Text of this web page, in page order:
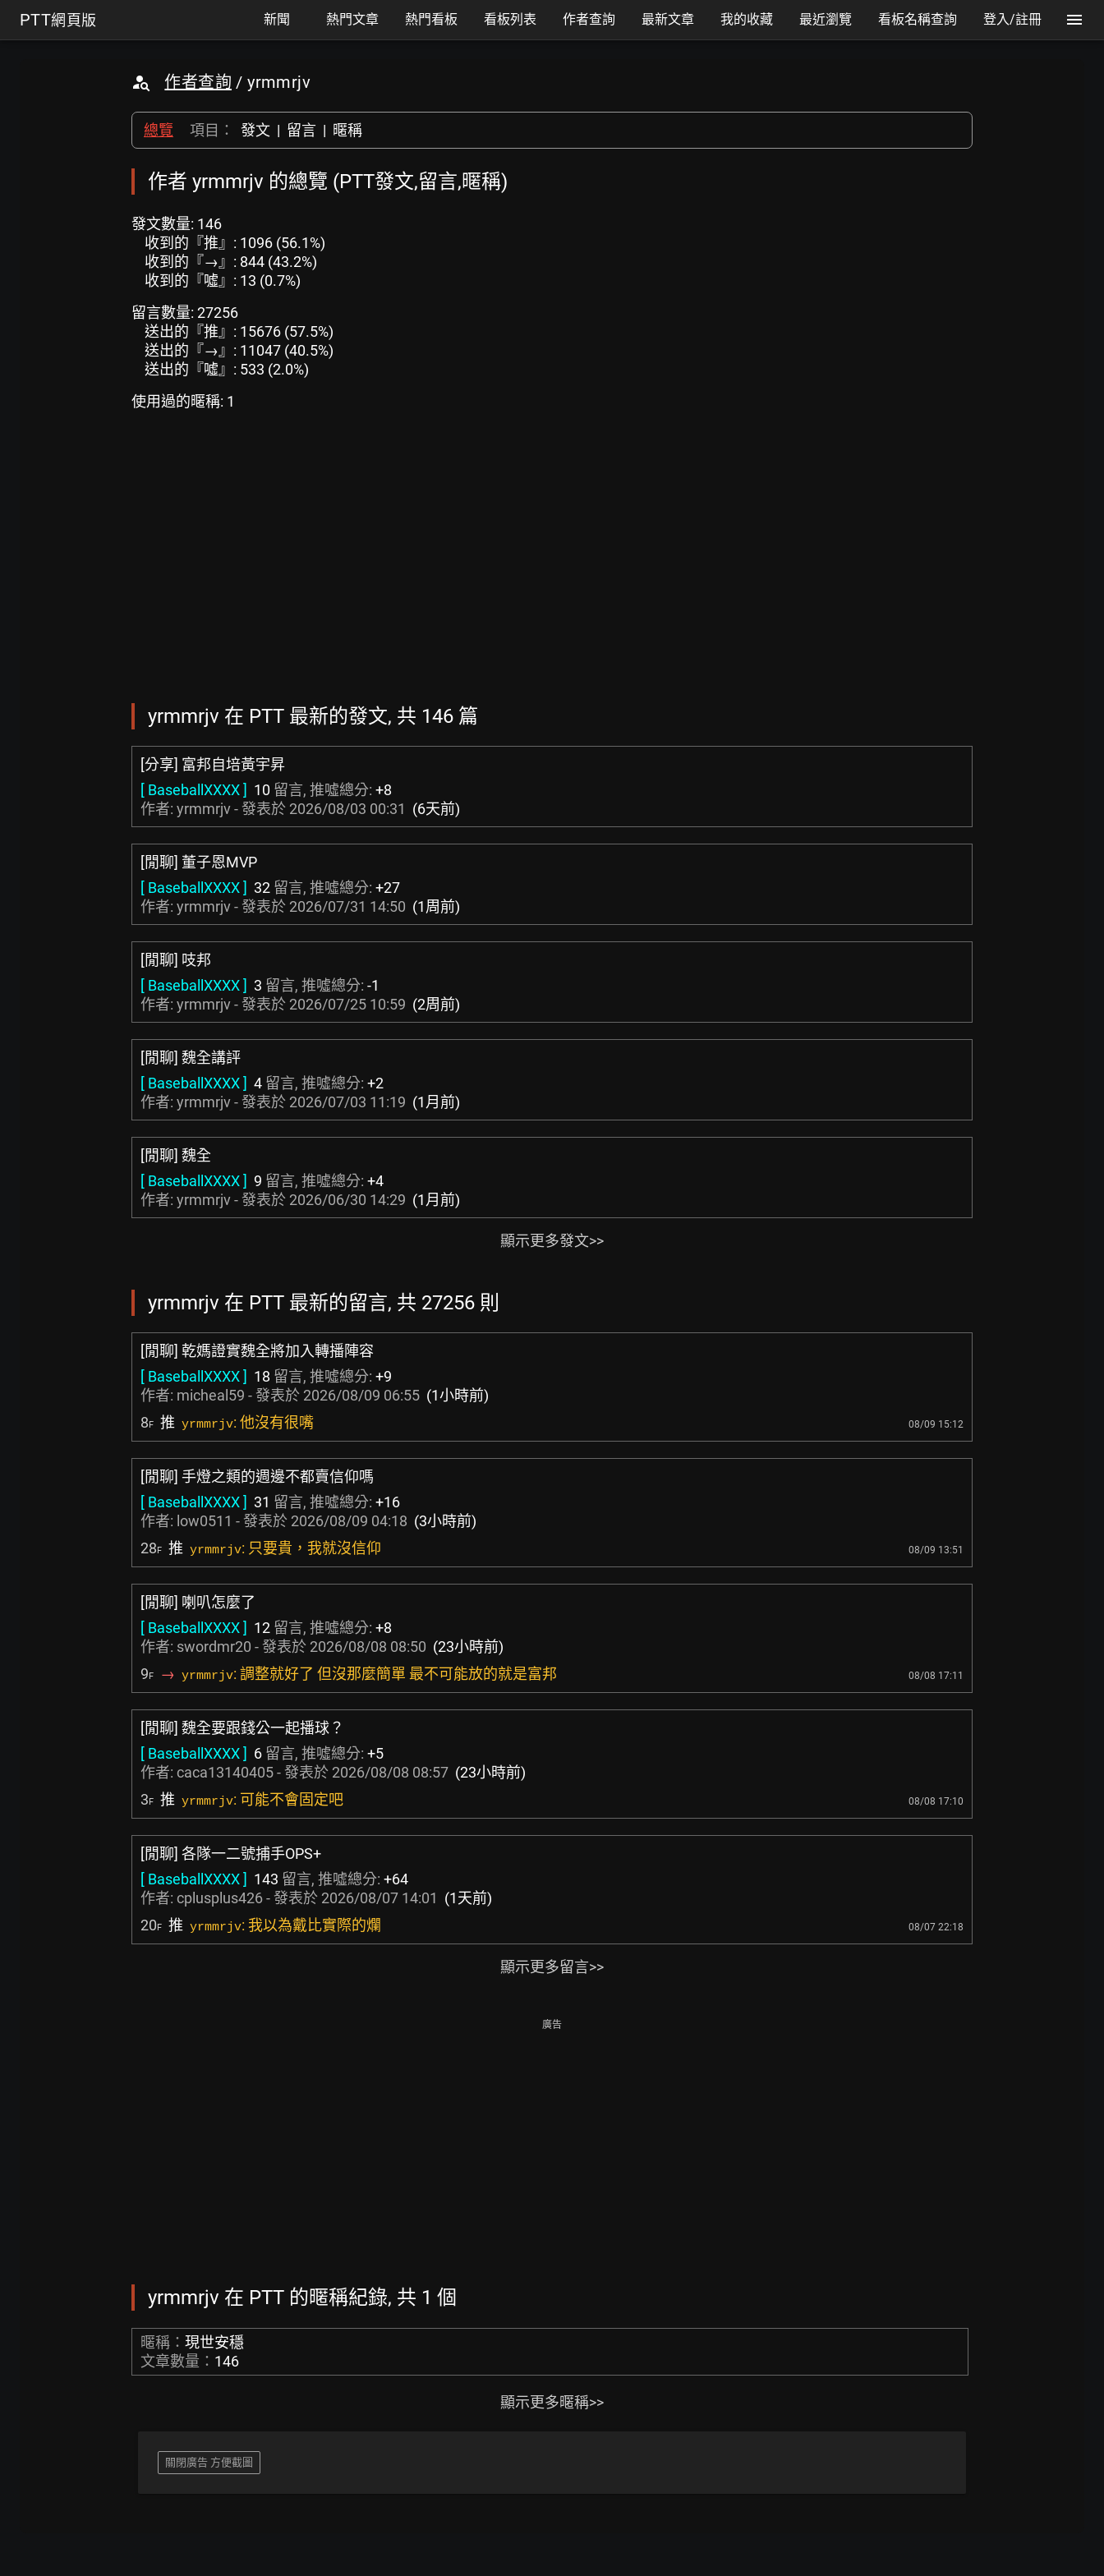
PTT網頁版 新聞 熱門文章 熱門看板 看板列表 作者查詢 最新文章 我的收藏 最近瀏覽 看板名稱查詢 登入/註冊
作者查詢 / yrmmrjv
總覽 項目： 發文 | 留言 | 暱稱
作者 yrmmrjv 的總覽 (PTT發文,留言,暱稱)
發文數量: 146
收到的『推』: 1096 (56.1%)
收到的『→』: 844 (43.2%)
收到的『噓』: 13 (0.7%)
留言數量: 27256
送出的『推』: 15676 (57.5%)
送出的『→』: 11047 (40.5%)
送出的『噓』: 533 (2.0%)
使用過的暱稱: 1
yrmmrjv 在 PTT 最新的發文, 共 146 篇
[分享] 富邦自培黃宇昇
[ BaseballXXXX ] 10 留言, 推噓總分: +8
作者: yrmmrjv - 發表於 2026/08/03 00:31 (6天前)
[閒聊] 董子恩MVP
[ BaseballXXXX ] 32 留言, 推噓總分: +27
作者: yrmmrjv - 發表於 2026/07/31 14:50 (1周前)
[閒聊] 吱邦
[ BaseballXXXX ] 3 留言, 推噓總分: -1
作者: yrmmrjv - 發表於 2026/07/25 10:59 (2周前)
[閒聊] 魏全講評
[ BaseballXXXX ] 4 留言, 推噓總分: +2
作者: yrmmrjv - 發表於 2026/07/03 11:19 (1月前)
[閒聊] 魏全
[ BaseballXXXX ] 9 留言, 推噓總分: +4
作者: yrmmrjv - 發表於 2026/06/30 14:29 (1月前)
顯示更多發文>>
yrmmrjv 在 PTT 最新的留言, 共 27256 則
[閒聊] 乾媽證實魏全將加入轉播陣容
[ BaseballXXXX ] 18 留言, 推噓總分: +9
作者: micheal59 - 發表於 2026/08/09 06:55 (1小時前)
8F 推 yrmmrjv: 他沒有很嘴 08/09 15:12
[閒聊] 手燈之類的週邊不都賣信仰嗎
[ BaseballXXXX ] 31 留言, 推噓總分: +16
作者: low0511 - 發表於 2026/08/09 04:18 (3小時前)
28F 推 yrmmrjv: 只要貴，我就沒信仰 08/09 13:51
[閒聊] 喇叭怎麼了
[ BaseballXXXX ] 12 留言, 推噓總分: +8
作者: swordmr20 - 發表於 2026/08/08 08:50 (23小時前)
9F → yrmmrjv: 調整就好了 但沒那麼簡單 最不可能放的就是富邦 08/08 17:11
[閒聊] 魏全要跟錢公一起播球？
[ BaseballXXXX ] 6 留言, 推噓總分: +5
作者: caca13140405- 發表於 2026/08/08 08:57 (23小時前)
3F 推 yrmmrjv: 可能不會固定吧 08/08 17:10
[閒聊] 各隊一二號捕手OPS+
[ BaseballXXXX ] 143 留言, 推噓總分: +64
作者: cplusplus426- 發表於 2026/08/07 14:01 (1天前)
20F 推 yrmmrjv: 我以為戴比實際的爛 08/07 22:18
顯示更多留言>>
廣告
yrmmrjv 在 PTT 的暱稱紀錄, 共 1 個
暱稱： 現世安穩
文章數量： 146
顯示更多暱稱>>
關閉廣告 方便截圖